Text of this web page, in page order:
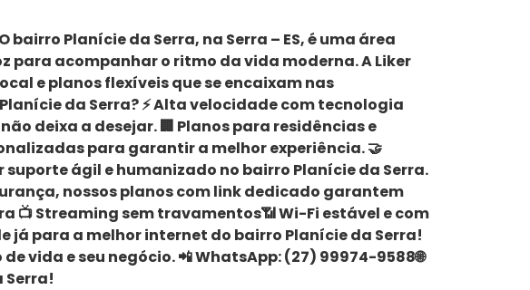
bairro Planície da Serra, na Serra – ES, é uma área
para acompanhar o ritmo da vida moderna. A Liker
e planos flexíveis que se encaixam nas
da Serra? ⚡ Alta velocidade com tecnologia
deixa a desejar. 🏢 Planos para residências e
para garantir a melhor experiência. 🤝
ágil e humanizado no bairro Planície da Serra.
nossos planos com link dedicado garantem
📺 Streaming sem travamentos📶 Wi-Fi estável e com
já para a melhor internet do bairro Planície da Serra!
vida e seu negócio. 📲 WhatsApp: (27) 99974-9588🌐
Serra!